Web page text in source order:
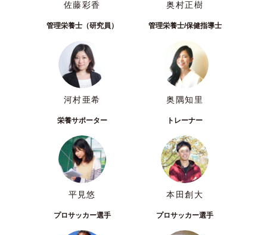
佐藤彩香 奥村正樹
管理栄養士（研究員）
河村亜希
管理栄養士/保健指導士
奥隅知里
栄養サポーター
平見悠
トレーナー
本田創大
プロサッカー選手 プロサッカー選手